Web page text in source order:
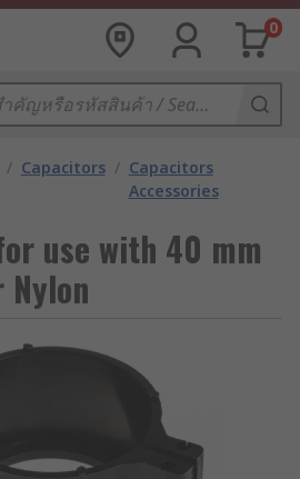
0
/ Capacitors / Capacitors
Accessories
use with 40 mm
Nylon